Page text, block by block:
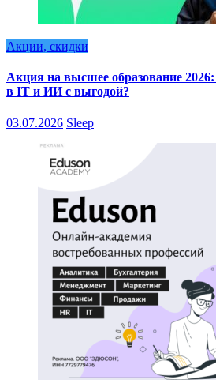
Акции, скидки
Акция на высшее образование
в IT и ИИ с выгодой?
03.07.2026 Sleep